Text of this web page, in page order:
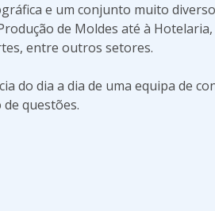
e um conjunto muito
de Moldes até à
entre outros setores.
do dia a dia de uma equipa de
questões.